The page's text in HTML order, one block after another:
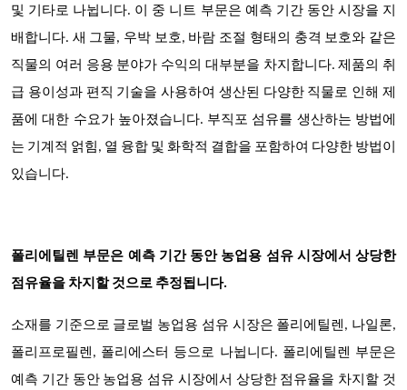
및 기타로 나뉩니다. 이 중 니트 부문은 예측 기간 동안 시장을 지
배합니다. 새 그물, 우박 보호, 바람 조절 형태의 충격 보호와 같은
직물의 여러 응용 분야가 수익의 대부분을 차지합니다. 제품의 취
급 용이성과 편직 기술을 사용하여 생산된 다양한 직물로 인해 제
품에 대한 수요가 높아졌습니다. 부직포 섬유를 생산하는 방법에
는 기계적 얽힘, 열 융합 및 화학적 결합을 포함하여 다양한 방법이
있습니다.
폴리에틸렌 부문은 예측 기간 동안 농업용 섬유 시장에서 상당한
점유율을 차지할 것으로 추정됩니다.
소재를 기준으로 글로벌 농업용 섬유 시장은 폴리에틸렌, 나일론,
폴리프로필렌, 폴리에스터 등으로 나뉩니다. 폴리에틸렌 부문은
예측 기간 동안 농업용 섬유 시장에서 상당한 점유율을 차지할 것